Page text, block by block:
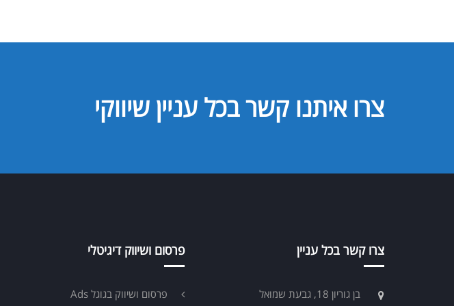
צרו איתנו קשר בכל עניין שיווקי
צרו קשר בכל עניין
בן גוריון 18, גבעת שמואל
פרסום ושיווק דיגיטלי
פרסום ושיווק בגוגל Ads